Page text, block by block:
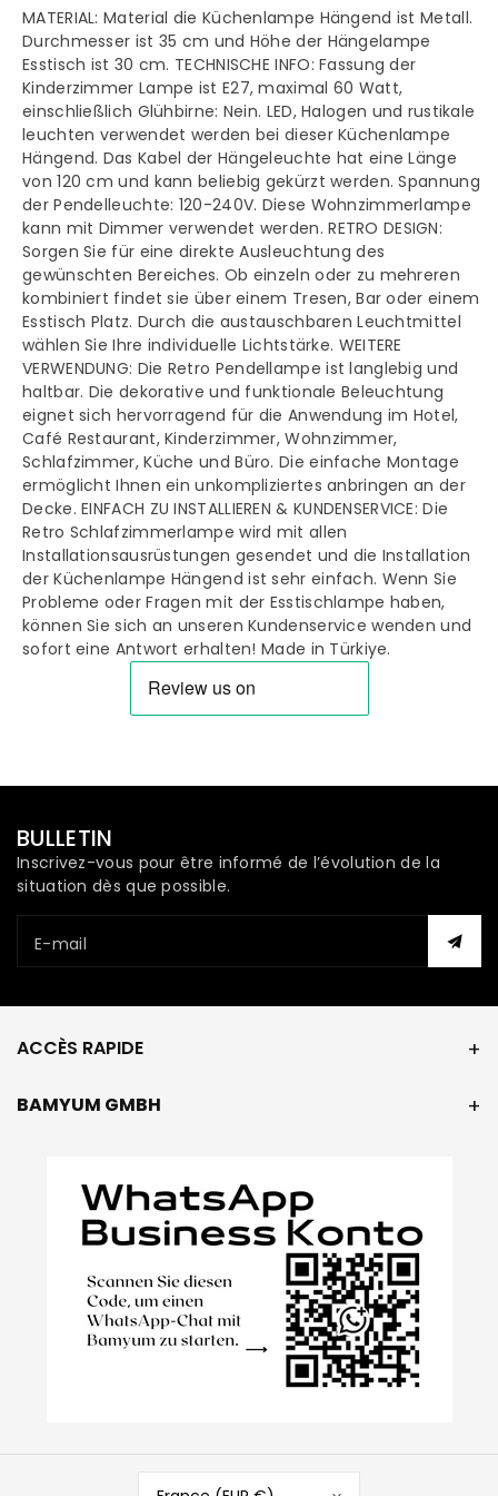
Holz
Metall
Moderne
Pendellampe
Holz
Metall
Moderne
Pendellampe
MATERIAL: Material die Küchenlampe Hängend ist Metall.
Durchmesser ist 35 cm und Höhe der Hängelampe
Esstisch ist 30 cm. TECHNISCHE INFO: Fassung der
Kinderzimmer Lampe ist E27, maximal 60 Watt,
einschließlich Glühbirne: Nein. LED, Halogen und rustikale
leuchten verwendet werden bei dieser Küchenlampe
Hängend. Das Kabel der Hängeleuchte hat eine Länge
von 120 cm und kann beliebig gekürzt werden. Spannung
der Pendelleuchte: 120-240V. Diese Wohnzimmerlampe
kann mit Dimmer verwendet werden. RETRO DESIGN:
Sorgen Sie für eine direkte Ausleuchtung des
gewünschten Bereiches. Ob einzeln oder zu mehreren
kombiniert findet sie über einem Tresen, Bar oder einem
Esstisch Platz. Durch die austauschbaren Leuchtmittel
wählen Sie Ihre individuelle Lichtstärke. WEITERE
VERWENDUNG: Die Retro Pendellampe ist langlebig und
haltbar. Die dekorative und funktionale Beleuchtung
eignet sich hervorragend für die Anwendung im Hotel,
Café Restaurant, Kinderzimmer, Wohnzimmer,
Schlafzimmer, Küche und Büro. Die einfache Montage
ermöglicht Ihnen ein unkompliziertes anbringen an der
Decke. EINFACH ZU INSTALLIEREN & KUNDENSERVICE: Die
Retro Schlafzimmerlampe wird mit allen
Installationsausrüstungen gesendet und die Installation
der Küchenlampe Hängend ist sehr einfach. Wenn Sie
Probleme oder Fragen mit der Esstischlampe haben,
können Sie sich an unseren Kundenservice wenden und
sofort eine Antwort erhalten! Made in Türkiye.
BULLETIN
Inscrivez-vous pour être informé de l’évolution de la
situation dès que possible.
E-mail
ACCÈS RAPIDE
BAMYUM GMBH